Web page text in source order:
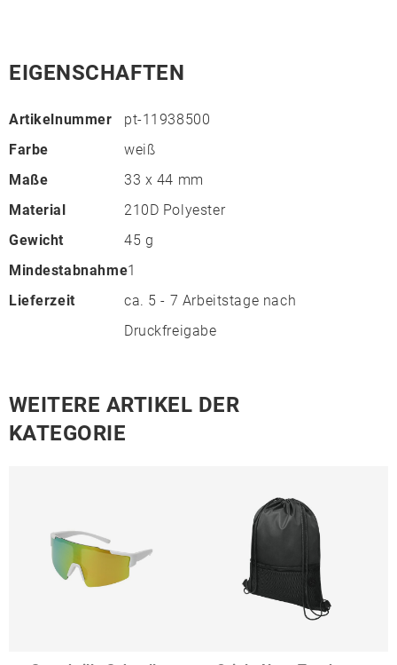
EIGENSCHAFTEN
Artikelnummer
pt-11938500
Farbe
weiß
Maße
33 x 44 mm
Material
210D Polyester
Gewicht
45 g
Mindestabnahme1
Lieferzeit
ca. 5 - 7 Arbeitstage nach
Druckfreigabe
WEITERE ARTIKEL DER
KATEGORIE